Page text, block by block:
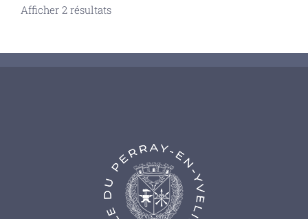
Afficher 2 résultats